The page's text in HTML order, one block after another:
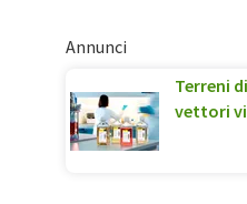
Annunci
Terreni
vettori